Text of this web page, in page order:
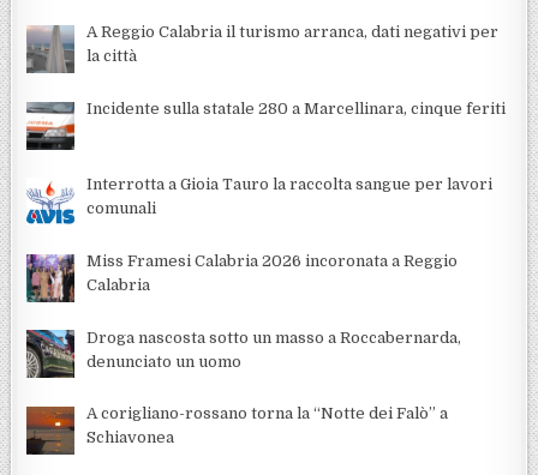
A Reggio Calabria il turismo arranca, dati negativi per
la città
Incidente sulla statale 280 a Marcellinara, cinque feriti
Interrotta a Gioia Tauro la raccolta sangue per lavori
comunali
Miss Framesi Calabria 2026 incoronata a Reggio
Calabria
Droga nascosta sotto un masso a Roccabernarda,
denunciato un uomo
A corigliano-rossano torna la “Notte dei Falò” a
Schiavonea